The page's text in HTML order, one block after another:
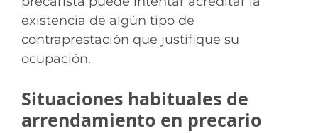
existencia de algún tipo de
contraprestación que justifique su
ocupación.
Situaciones habituales de
arrendamiento en precario